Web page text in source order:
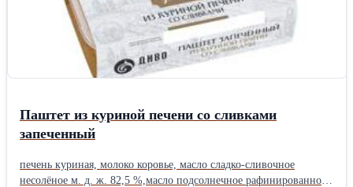
Паштет из куриной печени со сливками
запеченный
печень куриная, молоко коровье, масло сладко-сливочное
несолёное м. д. ж. 82,5 %,масло подсолнечное рафинированное